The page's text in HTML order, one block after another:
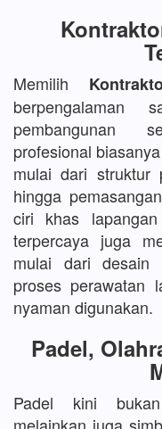
Memilih
berpengalaman
pembangunan
profesional
mulai dari struktur
hingga
ciri khas
terpercaya juga
mulai dari desain
proses perawatan
nyaman digunakan.
Padel,
Padel kini